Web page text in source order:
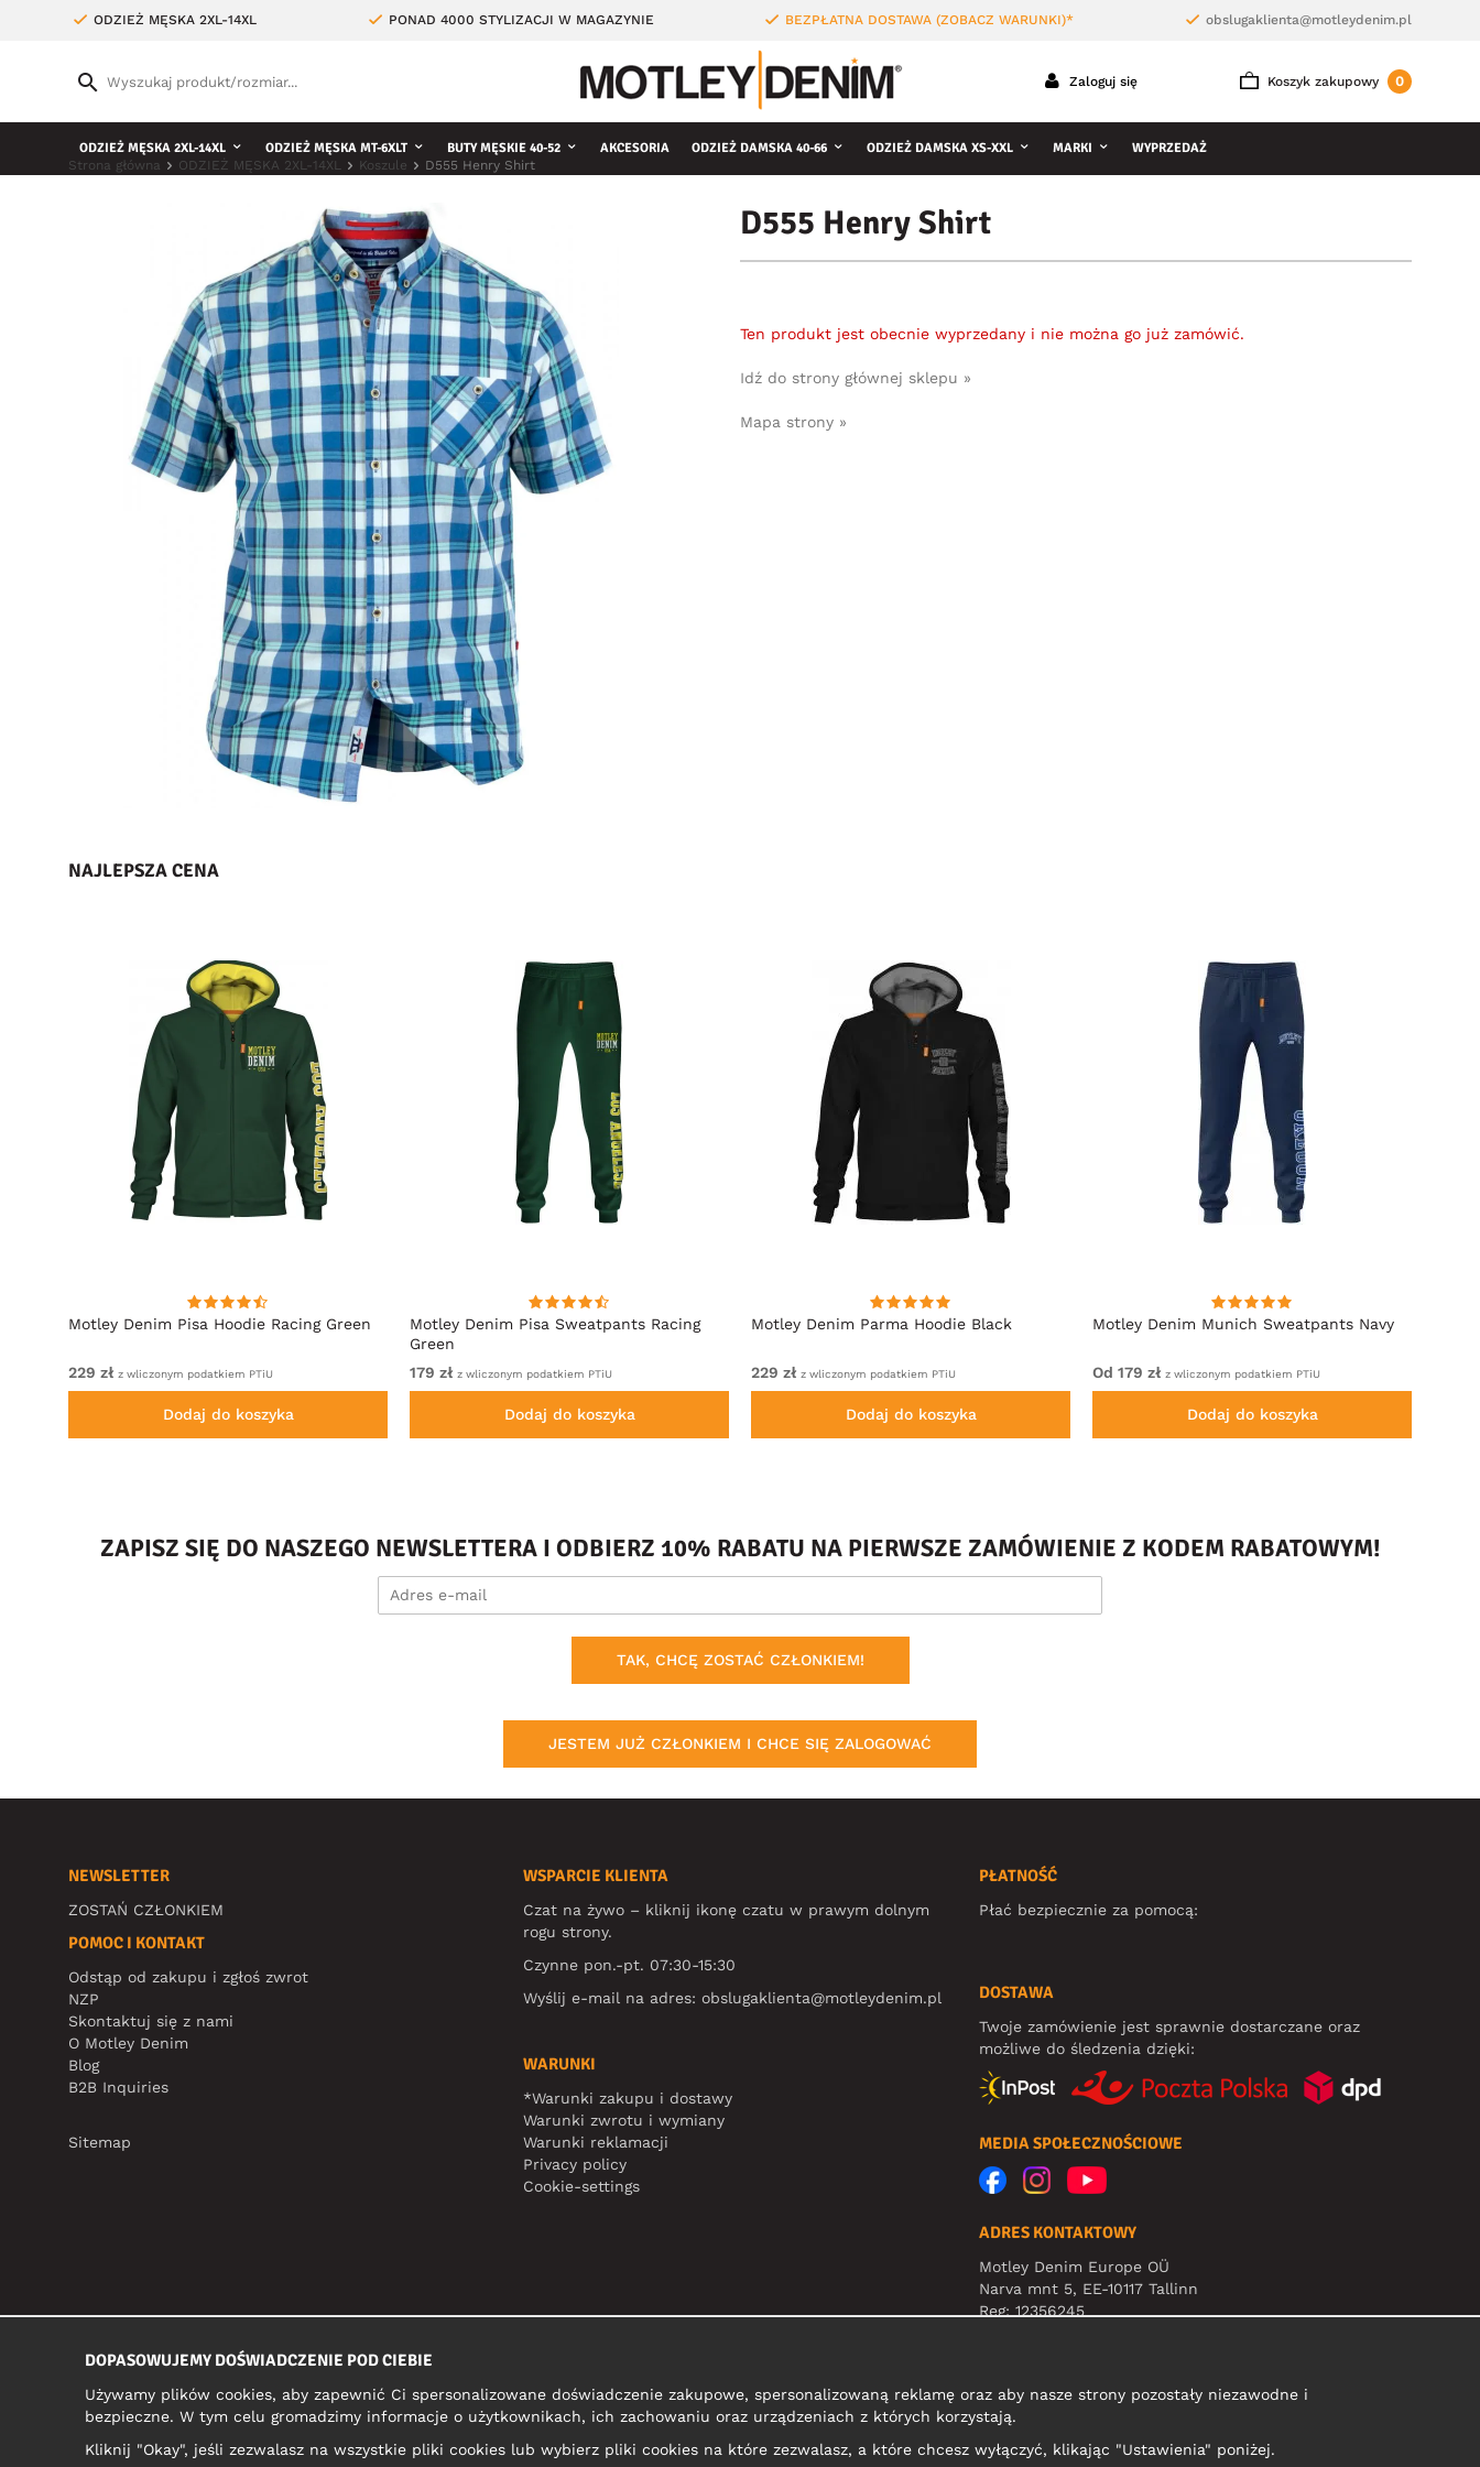
ODZIEŻ MĘSKA 2XL-14XL PONAD 4000 STYLIZACJI W MAGAZYNIE BEZPŁATNA DOSTAWA (ZOBACZ WARUNKI)* obslugaklienta@motleydenim.pl
Koszyk zakupowy 0
Zaloguj się
ODZIEŻ MĘSKA 2XL-14XL ODZIEŻ MĘSKA MT-6XLT BUTY MĘSKIE 40-52 AKCESORIA ODZIEŻ DAMSKA 40-66 ODZIEŻ DAMSKA XS-XXL MARKI WYPRZEDAŻ
Strona główna ODZIEŻ MĘSKA 2XL-14XL Koszule D555 Henry Shirt
D555 Henry Shirt
Ten produkt jest obecnie wyprzedany i nie można go już zamówić.
Idź do strony głównej sklepu »
Mapa strony »
NAJLEPSZA CENA
Motley Denim Pisa Hoodie Racing Green
229 zł z wliczonym podatkiem PTiU
Dodaj do koszyka
Motley Denim Pisa Sweatpants Racing
Green
179 zł z wliczonym podatkiem PTiU
Dodaj do koszyka
Motley Denim Parma Hoodie Black
229 zł z wliczonym podatkiem PTiU
Dodaj do koszyka
Motley Denim Munich Sweatpants Navy
Od 179 zł z wliczonym podatkiem PTiU
Dodaj do koszyka
ZAPISZ SIĘ DO NASZEGO NEWSLETTERA I ODBIERZ 10% RABATU NA PIERWSZE ZAMÓWIENIE Z KODEM RABATOWYM!
TAK, CHCĘ ZOSTAĆ CZŁONKIEM!
JESTEM JUŻ CZŁONKIEM I CHCE SIĘ ZALOGOWAĆ
NEWSLETTER
ZOSTAŃ CZŁONKIEM
POMOC I KONTAKT
Odstąp od zakupu i zgłoś zwrot
NZP
Skontaktuj się z nami
O Motley Denim
Blog
B2B Inquiries
Sitemap
WSPARCIE KLIENTA
Czat na żywo – kliknij ikonę czatu w prawym dolnym
rogu strony.
Czynne pon.-pt. 07:30-15:30
Wyślij e-mail na adres:obslugaklienta@motleydenim.pl
WARUNKI
*Warunki zakupu i dostawy
Warunki zwrotu i wymiany
Warunki reklamacji
Privacy policy
Cookie-settings
PŁATNOŚĆ
Płać bezpiecznie za pomocą:
DOSTAWA
Twoje zamówienie jest sprawnie dostarczane oraz
możliwe do śledzenia dzięki:
MEDIA SPOŁECZNOŚCIOWE
ADRES KONTAKTOWY
Motley Denim Europe OÜ
Narva mnt 5, EE-10117 Tallinn
Reg: 12356245
DOPASOWUJEMY DOŚWIADCZENIE POD CIEBIE
Używamy plików cookies, aby zapewnić Ci spersonalizowane doświadczenie zakupowe, spersonalizowaną reklamę oraz aby nasze strony pozostały niezawodne i
bezpieczne. W tym celu gromadzimy informacje o użytkownikach, ich zachowaniu oraz urządzeniach z których korzystają.
Kliknij "Okay", jeśli zezwalasz na wszystkie pliki cookies lub wybierz pliki cookies na które zezwalasz, a które chcesz wyłączyć, klikając "Ustawienia" poniżej.